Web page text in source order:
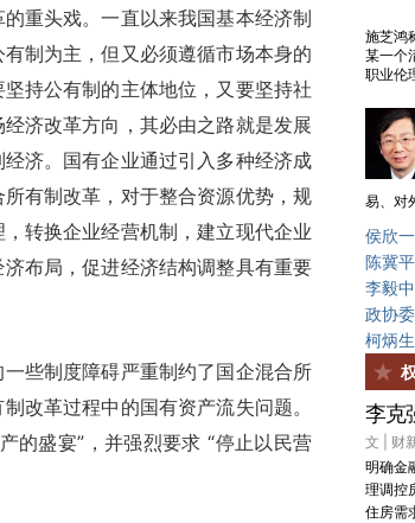
重头戏。一直以来我国基本经济制
有制为主，但又必须遵循市场本身的
持公有制的主体地位，又要坚持社
济改革方向，其必由之路就是发展
济。国有企业通过引入多种经济成
有制改革，对于整合资源优势，规
转换企业经营机制，建立现代企业
布局，促进经济结构调整具有重要
些制度障碍严重制约了国企混合所
改革过程中的国有资产流失问题。
的盛宴”，并强烈要求 “停止以民营
施芝鸿
某一个
职业伦
易、对
侯欣
陈冀
李毅
政协
柯炳
李克
文 | 财
明确金
理调控
住房需